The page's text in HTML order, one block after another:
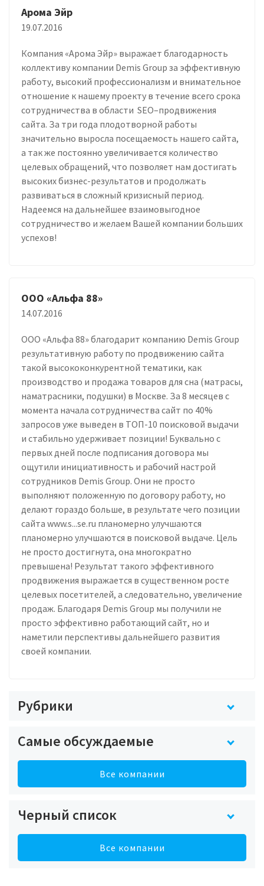
Арома Эйр
19.07.2016
Компания «Арома Эйр» выражает благодарность
коллективу компании Demis Group за эффективную
работу, высокий профессионализм и внимательное
отношение к нашему проекту в течение всего срока
сотрудничества в области SEO–продвижения
сайта. За три года плодотворной работы
значительно выросла посещаемость нашего сайта,
а так же постоянно увеличивается количество
целевых обращений, что позволяет нам достигать
высоких бизнес-результатов и продолжать
развиваться в сложный кризисный период.
Надеемся на дальнейшее взаимовыгодное
сотрудничество и желаем Вашей компании больших
успехов!
ООО «Альфа 88»
14.07.2016
ООО «Альфа 88» благодарит компанию Demis Group
результативную работу по продвижению сайта
такой высококонкурентной тематики, как
производство и продажа товаров для сна (матрасы,
наматрасники, подушки) в Москве. За 8 месяцев с
момента начала сотрудничества сайт по 40%
запросов уже выведен в ТОП-10 поисковой выдачи
и стабильно удерживает позиции! Буквально с
первых дней после подписания договора мы
ощутили инициативность и рабочий настрой
сотрудников Demis Group. Они не просто
выполняют положенную по договору работу, но
делают гораздо больше, в результате чего позиции
сайта www.s...se.ru планомерно улучшаются
планомерно улучшаются в поисковой выдаче. Цель
не просто достигнута, она многократно
превышена! Результат такого эффективного
продвижения выражается в существенном росте
целевых посетителей, а следовательно, увеличение
продаж. Благодаря Demis Group мы получили не
просто эффективно работающий сайт, но и
наметили перспективы дальнейшего развития
своей компании.
Рубрики
Самые обсуждаемые
Все компании
Черный список
Все компании